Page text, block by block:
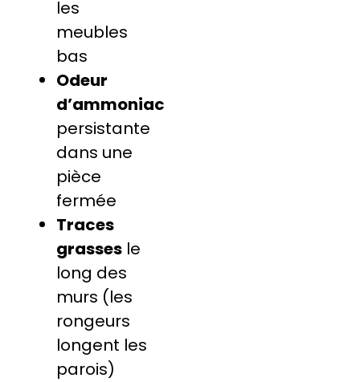
les
meubles
bas
Odeur
d’ammoniac
persistante
dans une
pièce
fermée
Traces
grasses le
long des
murs (les
rongeurs
longent les
parois)